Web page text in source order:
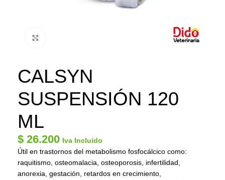
CALSYN
SUSPENSIÓN 120
ML
$ 26.200 Iva Incluido
Útil en trastornos del metabolismo fosfocálcico como:
raquitismo, osteomalacia, osteoporosis, infertilidad,
anorexia, gestación, retardos en crecimiento,